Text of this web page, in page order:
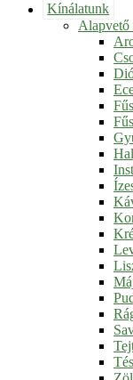
Kínálatunk
Alapvető